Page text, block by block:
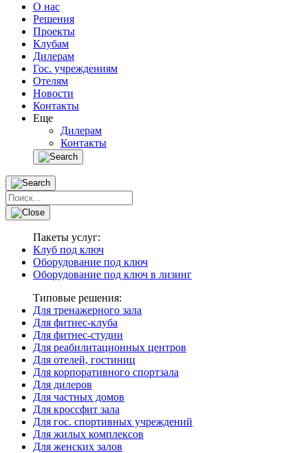
О нас
Решения
Проекты
Клубам
Дилерам
Гос. учреждениям
Отелям
Новости
Контакты
Еще
Дилерам
Контакты
Пакеты услуг:
Клуб под ключ
Оборудование под ключ
Оборудование под ключ в лизинг
Типовые решения:
Для тренажерного зала
Для фитнес-клуба
Для фитнес-студии
Для реабилитационных центров
Для отелей, гостиниц
Для корпоративного спортзала
Для дилеров
Для частных домов
Для кроссфит зала
Для гос. спортивных учреждений
Для жилых комплексов
Для женских залов